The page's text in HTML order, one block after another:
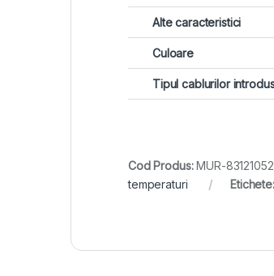
Alte caracteristici
Culoare
Tipul cablurilor
Cod Produs:MUR-
temperaturi
Etichete: